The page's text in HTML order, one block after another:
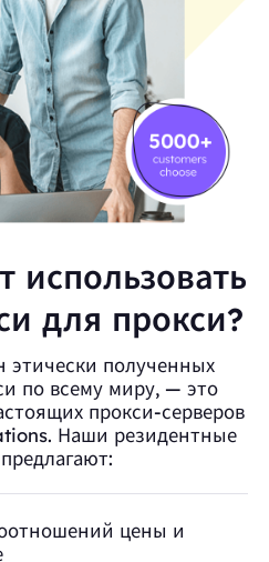
использовать
для прокси?
этически полученных
по всему миру, — это
прокси-серверов
Наши резидентные
цены и